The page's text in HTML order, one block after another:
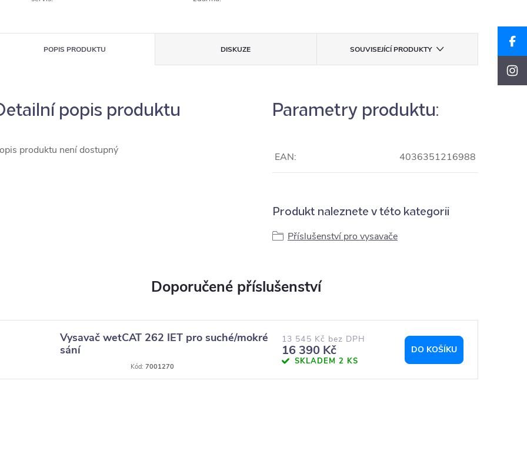
POPIS PRODUKTU DISKUZE SOUVISEJÍCÍ PRODUKTY
popis produktu
produktu není dostupný
Parametry produktu:
EAN: 4036351216988
Produkt naleznete v této kategorii
Příslušenství pro vysavače
Vysavač wetCAT 262 IET pro suché/mokré
sání
13 545 Kč bez DPH
16 390 Kč
SKLADEM2 KS
DO KOŠÍKU
Kód: 7001270